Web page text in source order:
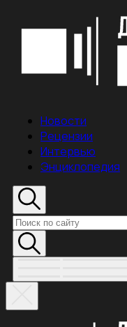
Новости
Рецензии
Интервью
Энциклопедия